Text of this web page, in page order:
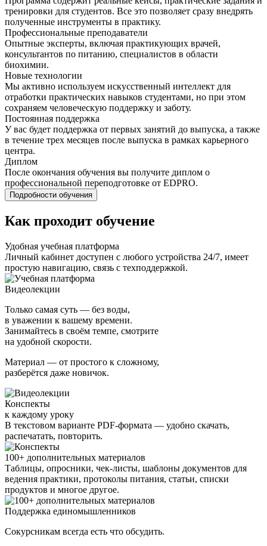
тренировки для студентов. Все это позволяет сразу внедрять
полученные инструменты в практику.
Профессиональные преподаватели
Опытные эксперты, включая практикующих врачей,
консультантов по питанию, специалистов в области
биохимии.
Новые технологии
Мы активно используем искусственный интеллект для
отработки практических навыков студентами, но при этом
сохраняем человеческую поддержку и заботу.
Постоянная поддержка
У вас будет поддержка от первых занятий до выпуска, а также
в течение трех месяцев после выпуска в рамках карьерного
центра.
Диплом
После окончания обучения вы получите диплом о
профессиональной переподготовке от EDPRO.
Подробности обучения
Как проходит обучение
Удобная учебная платформа
Личный кабинет доступен с любого устройства 24/7, имеет
простую навигацию, связь с техподдержкой.
Видеолекции
Только самая суть — без воды,
в уважении к вашему времени.
Занимайтесь в своём темпе, смотрите
на удобной скорости.
Материал — от простого к сложному,
разберётся даже новичок.
Конспекты
к каждому уроку
В текстовом варианте PDF-формата — удобно скачать,
распечатать, повторить.
100+ дополнительных материалов
Таблицы, опросники, чек-листы, шаблоны документов для
ведения практики, протоколы питания, статьи, списки
продуктов и многое другое.
Поддержка единомышленников
Сокурсникам всегда есть что обсудить.